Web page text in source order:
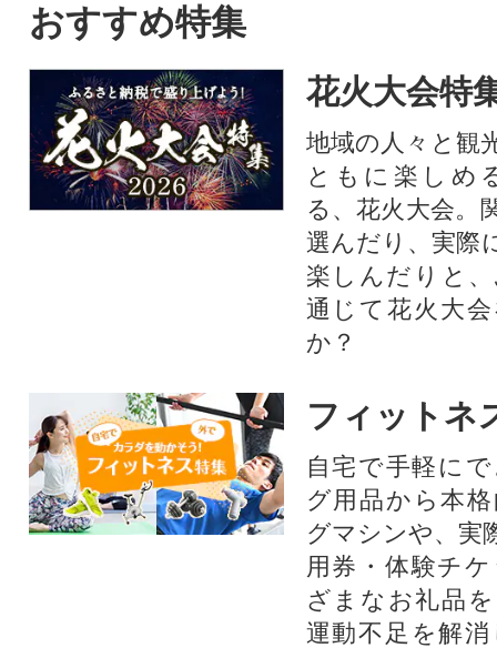
おすすめ特集
花火大会特
地域の人々と観
ともに楽しめ
る、花火大会。
選んだり、実際
楽しんだりと
通じて花火大
か？​
フィットネ
自宅で手軽に
グ用品から本
グマシンや、実
用券・体験チ
ざまなお礼品
運動不足を解